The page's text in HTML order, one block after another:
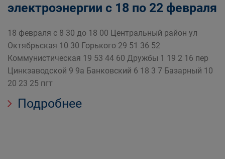
электроэнергии с 18 по 22 февраля
18 февраля с 8 30 до 18 00 Центральный район ул
Октябрьская 10 30 Горького 29 51 36 52
Коммунистическая 19 53 44 60 Дружбы 1 19 2 16 пер
Цинкзаводской 9 9а Банковский 6 18 3 7 Базарный 10
20 23 25 пгт
Подробнее